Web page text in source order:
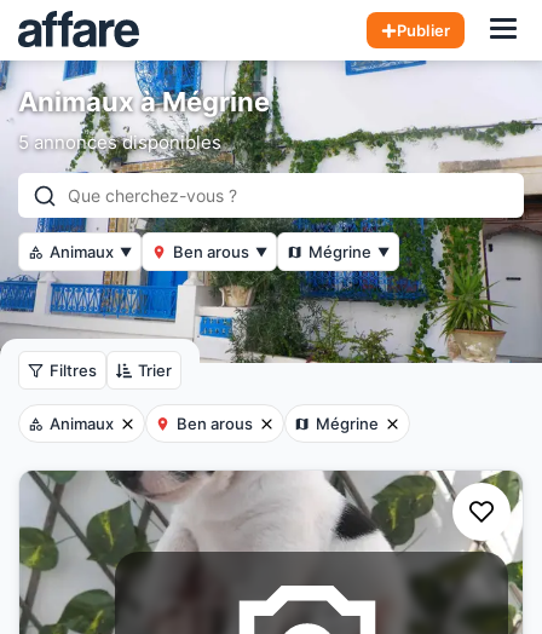
Publier
Animaux à Mégrine
5 annonces disponibles
Animaux ▼ Ben arous ▼ Mégrine ▼
Filtres Trier
Animaux Ben arous Mégrine